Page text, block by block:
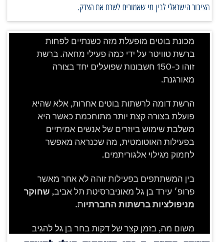
הציבור הישראלי לבין מי שאמורים לשרת את הצדק.